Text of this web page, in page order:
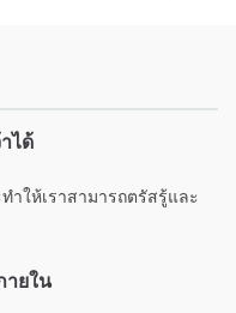
ได้
ำให้เราสามารถตรัสรู้และ
ายใน